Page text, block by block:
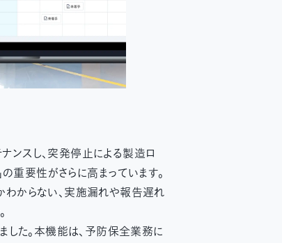
ンスし、突発停止による製造ロ
重要性がさらに高まっています。
わからない、実施漏れや報告遅れ
した。本機能は、予防保全業務に